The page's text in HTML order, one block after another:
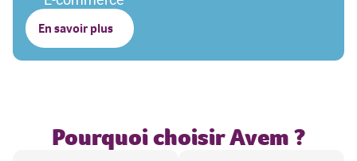
En savoir plus
Pourquoi choisir Avem ?